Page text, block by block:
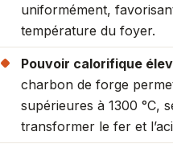
uniformément,
température du foyer.
Pouvoir calorifique
charbon de forge
supérieures à 1300 °C,
transformer le fer et